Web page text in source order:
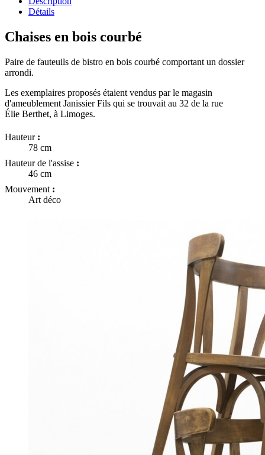
Détails
Chaises en bois courbé
Paire de fauteuils de bistro en bois courbé comportant un dossier
arrondi.
Les exemplaires proposés étaient vendus par le magasin
d'ameublement Janissier Fils qui se trouvait au 32 de la rue
Élie Berthet, à Limoges.
Hauteur :
78 cm
Hauteur de l'assise :
46 cm
Mouvement :
Art déco